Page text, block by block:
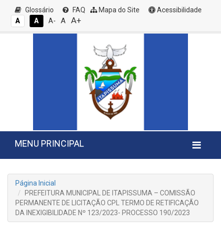
Glossário FAQ Mapa do Site
Acessibilidade
A
A A- A A+
MENU PRINCIPAL
Página Inicial
PREFEITURA MUNICIPAL DE ITAPISSUMA – COMISSÃO
PERMANENTE DE LICITAÇÃO CPL TERMO DE RETIFICAÇÃO
DA INEXIGIBILIDADE Nº 123/2023- PROCESSO 190/2023